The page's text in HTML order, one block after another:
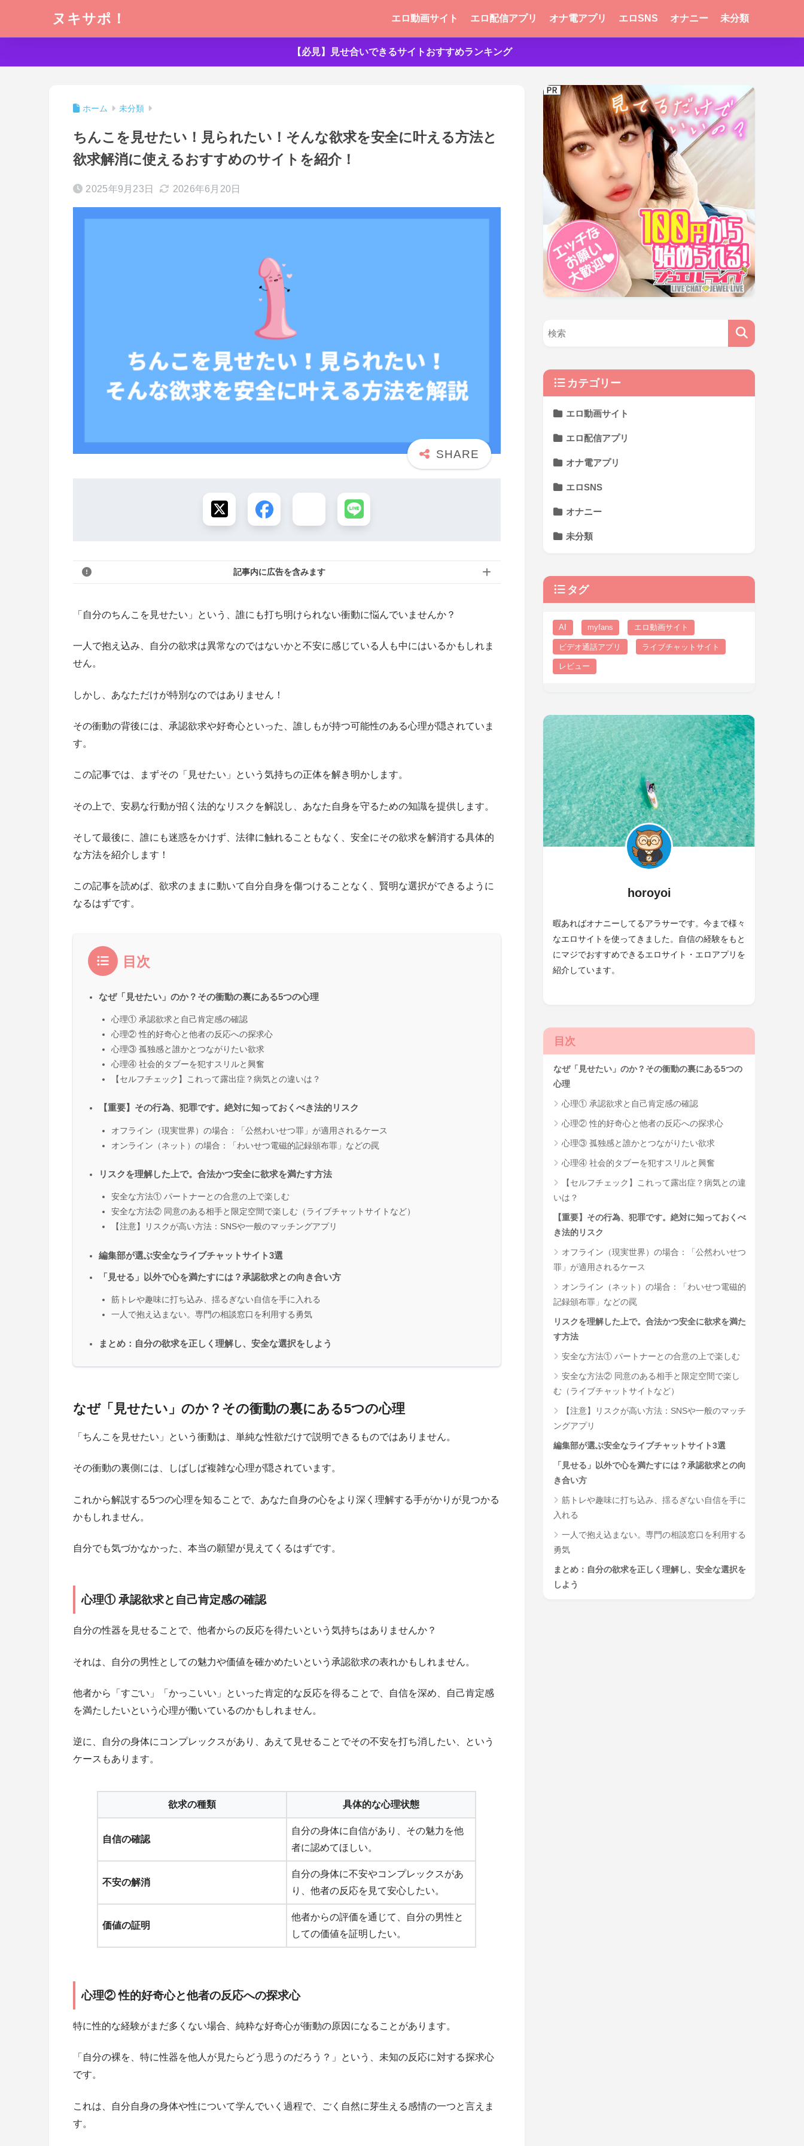
ヌキサポ！ エロ動画サイト エロ配信アプリ オナ電アプリ エロSNS オナニー 未分類
【必見】見せ合いできるサイトおすすめランキング
ホーム 未分類
ちんこを見せたい！見られたい！そんな欲求を安全に叶える方法と
欲求解消に使えるおすすめのサイトを紹介！
2025年9月23日 2026年6月20日
記事内に広告を含みます
「自分のちんこを見せたい」という、誰にも打ち明けられない衝動に悩んでいませんか？
一人で抱え込み、自分の欲求は異常なのではないかと不安に感じている人も中にはいるかもしれま
せん。
しかし、あなただけが特別なのではありません！
その衝動の背後には、承認欲求や好奇心といった、誰しもが持つ可能性のある心理が隠されていま
す。
この記事では、まずその「見せたい」という気持ちの正体を解き明かします。
その上で、安易な行動が招く法的なリスクを解説し、あなた自身を守るための知識を提供します。
そして最後に、誰にも迷惑をかけず、法律に触れることもなく、安全にその欲求を解消する具体的
な方法を紹介します！
この記事を読めば、欲求のままに動いて自分自身を傷つけることなく、賢明な選択ができるように
なるはずです。
目次
なぜ「見せたい」のか？その衝動の裏にある5つの心理
心理① 承認欲求と自己肯定感の確認
心理② 性的好奇心と他者の反応への探求心
心理③ 孤独感と誰かとつながりたい欲求
心理④ 社会的タブーを犯すスリルと興奮
【セルフチェック】これって露出症？病気との違いは？
【重要】その行為、犯罪です。絶対に知っておくべき法的リスク
オフライン（現実世界）の場合：「公然わいせつ罪」が適用されるケース
オンライン（ネット）の場合：「わいせつ電磁的記録頒布罪」などの罠
リスクを理解した上で。合法かつ安全に欲求を満たす方法
安全な方法① パートナーとの合意の上で楽しむ
安全な方法② 同意のある相手と限定空間で楽しむ（ライブチャットサイトなど）
【注意】リスクが高い方法：SNSや一般のマッチングアプリ
編集部が選ぶ安全なライブチャットサイト3選
「見せる」以外で心を満たすには？承認欲求との向き合い方
筋トレや趣味に打ち込み、揺るぎない自信を手に入れる
一人で抱え込まない。専門の相談窓口を利用する勇気
まとめ：自分の欲求を正しく理解し、安全な選択をしよう
なぜ「見せたい」のか？その衝動の裏にある5つの心理
「ちんこを見せたい」という衝動は、単純な性欲だけで説明できるものではありません。
その衝動の裏側には、しばしば複雑な心理が隠されています。
これから解説する5つの心理を知ることで、あなた自身の心をより深く理解する手がかりが見つかる
かもしれません。
自分でも気づかなかった、本当の願望が見えてくるはずです。
心理① 承認欲求と自己肯定感の確認
自分の性器を見せることで、他者からの反応を得たいという気持ちはありませんか？
それは、自分の男性としての魅力や価値を確かめたいという承認欲求の表れかもしれません。
他者から「すごい」「かっこいい」といった肯定的な反応を得ることで、自信を深め、自己肯定感
を満たしたいという心理が働いているのかもしれません。
逆に、自分の身体にコンプレックスがあり、あえて見せることでその不安を打ち消したい、という
ケースもあります。
欲求の種類 具体的な心理状態
自信の確認
自分の身体に自信があり、その魅力を他
者に認めてほしい。
不安の解消
自分の身体に不安やコンプレックスがあ
り、他者の反応を見て安心したい。
価値の証明
他者からの評価を通じて、自分の男性と
しての価値を証明したい。
心理② 性的好奇心と他者の反応への探求心
特に性的な経験がまだ多くない場合、純粋な好奇心が衝動の原因になることがあります。
「自分の裸を、特に性器を他人が見たらどう思うのだろう？」という、未知の反応に対する探求心
です。
これは、自分自身の身体や性について学んでいく過程で、ごく自然に芽生える感情の一つと言えま
す。
カテゴリー
エロ動画サイト
エロ配信アプリ
オナ電アプリ
エロSNS
オナニー
未分類
タグ
AI myfans エロ動画サイト
ビデオ通話アプリ ライブチャットサイト
レビュー
horoyoi
暇あればオナニーしてるアラサーです。今まで様々
なエロサイトを使ってきました。自信の経験をもと
にマジでおすすめできるエロサイト・エロアプリを
紹介しています。
目次
なぜ「見せたい」のか？その衝動の裏にある5つの
心理
心理① 承認欲求と自己肯定感の確認
心理② 性的好奇心と他者の反応への探求心
心理③ 孤独感と誰かとつながりたい欲求
心理④ 社会的タブーを犯すスリルと興奮
【セルフチェック】これって露出症？病気との違
いは？
【重要】その行為、犯罪です。絶対に知っておくべ
き法的リスク
オフライン（現実世界）の場合：「公然わいせつ
罪」が適用されるケース
オンライン（ネット）の場合：「わいせつ電磁的
記録頒布罪」などの罠
リスクを理解した上で。合法かつ安全に欲求を満た
す方法
安全な方法① パートナーとの合意の上で楽しむ
安全な方法② 同意のある相手と限定空間で楽し
む（ライブチャットサイトなど）
【注意】リスクが高い方法：SNSや一般のマッチ
ングアプリ
編集部が選ぶ安全なライブチャットサイト3選
「見せる」以外で心を満たすには？承認欲求との向
き合い方
筋トレや趣味に打ち込み、揺るぎない自信を手に
入れる
一人で抱え込まない。専門の相談窓口を利用する
勇気
まとめ：自分の欲求を正しく理解し、安全な選択を
しよう